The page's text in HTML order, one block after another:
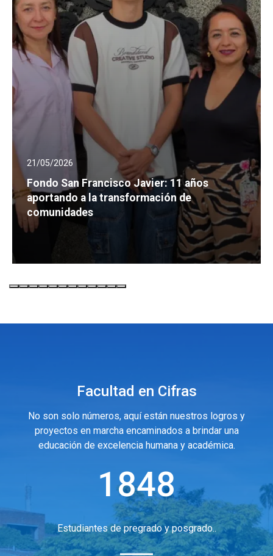
21/05/2026
Fondo San Francisco Javier: 11 años
aportando a la transformación de
comunidades
Facultad en Cifras
No son solo números, aquí están nuestros logros y
proyectos en marcha encaminados a brindar una
educación de excelencia humana y académica.
1848
Estudiantes de pregrado y posgrado..